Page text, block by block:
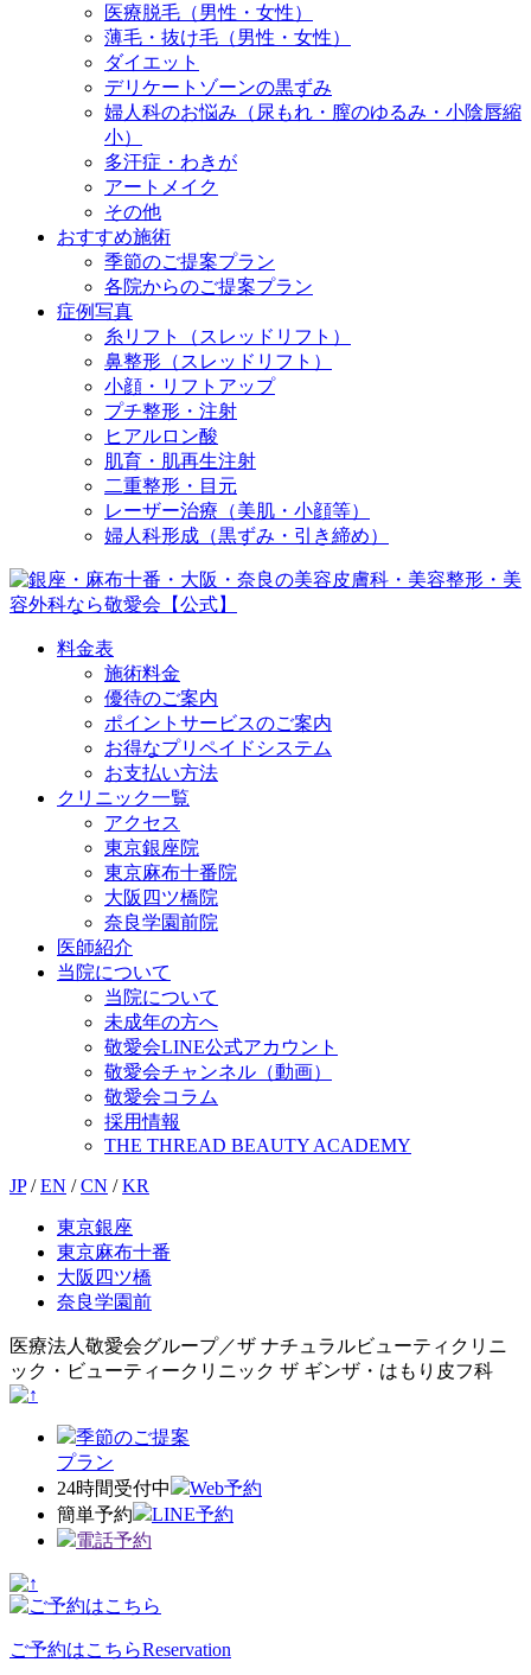
医療脱毛（男性・女性）
薄毛・抜け毛（男性・女性）
ダイエット
デリケートゾーンの黒ずみ
婦人科のお悩み（尿もれ・膣のゆるみ・小陰唇縮
小）
多汗症・わきが
アートメイク
その他
おすすめ施術
季節のご提案プラン
各院からのご提案プラン
症例写真
糸リフト（スレッドリフト）
鼻整形（スレッドリフト）
小顔・リフトアップ
プチ整形・注射
ヒアルロン酸
肌育・肌再生注射
二重整形・目元
レーザー治療（美肌・小顔等）
婦人科形成（黒ずみ・引き締め）
料金表
施術料金
優待のご案内
ポイントサービスのご案内
お得なプリペイドシステム
お支払い方法
クリニック一覧
アクセス
東京銀座院
東京麻布十番院
大阪四ツ橋院
奈良学園前院
医師紹介
当院について
当院について
未成年の方へ
敬愛会LINE公式アカウント
敬愛会チャンネル（動画）
敬愛会コラム
採用情報
THE THREAD BEAUTY ACADEMY
JP / EN / CN / KR
東京銀座
東京麻布十番
大阪四ツ橋
奈良学園前
医療法人敬愛会グループ／ザ ナチュラルビューティクリニ
ック・ビューティークリニック ザ ギンザ・はもり皮フ科
季節のご提案
プラン
24時間受付中
Web予約
簡単予約
LINE予約
電話予約
ご予約はこちらReservation